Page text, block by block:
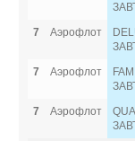
7
Аэрофлот
7
Аэрофлот
7
Аэрофлот